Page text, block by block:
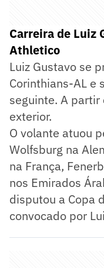
Carreira de Luiz
Athletico
Luiz Gustavo se
Corinthians-AL e
seguinte. A
exterior.
O volante atuou
Wolfsburg na
na França,
nos Emirados
disputou a Copa
convocado por